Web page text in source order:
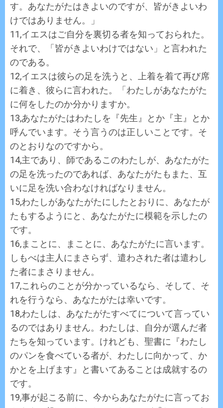
す。あなたがたはきよいのですが、皆がきよいわ
けではありません。」
11,イエスはご自分を裏切る者を知っておられた。
それで、「皆がきよいわけではない」と言われた
のである。
12,イエスは彼らの足を洗うと、上着を着て再び席
に着き、彼らに言われた。「わたしがあなたがた
に何をしたのか分かりますか。
13,あなたがたはわたしを『先生』とか『主』とか
呼んでいます。そう言うのは正しいことです。そ
のとおりなのですから。
14,主であり、師であるこのわたしが、あなたがた
の足を洗ったのであれば、あなたがたもまた、互
いに足を洗い合わなければなりません。
15,わたしがあなたがたにしたとおりに、あなたが
たもするようにと、あなたがたに模範を示したの
です。
16,まことに、まことに、あなたがたに言います。
しもべは主人にまさらず、遣わされた者は遣わし
た者にまさりません。
17,これらのことが分かっているなら、そして、そ
れを行うなら、あなたがたは幸いです。
18,わたしは、あなたがたすべてについて言ってい
るのではありません。わたしは、自分が選んだ者
たちを知っています。けれども、聖書に『わたし
のパンを食べている者が、わたしに向かって、か
かとを上げます』と書いてあることは成就するの
です。
19,事が起こる前に、今からあなたがたに言ってお